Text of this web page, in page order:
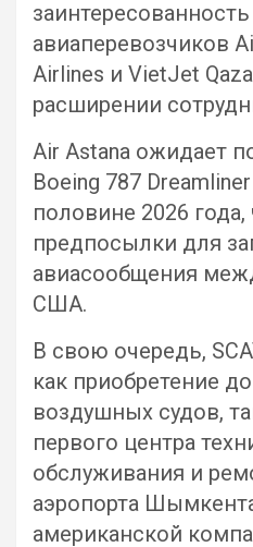
авиаперевозчиков
Airlines и VietJet
расширении
Air Astana ожидает
Boeing 787
половине 2026
предпосылки для
авиасообщения
США.
В свою очередь,
как приобретение
воздушных судов,
первого центра
обслуживания и
аэропорта
американской